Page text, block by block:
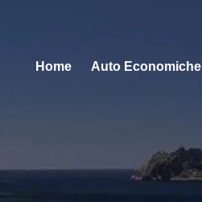
Home Auto Economiche